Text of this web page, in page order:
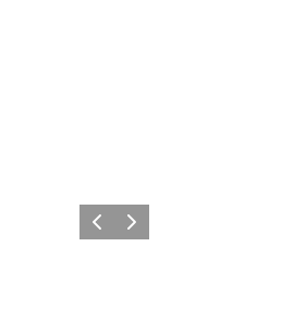
Forrige billede
Næste billede